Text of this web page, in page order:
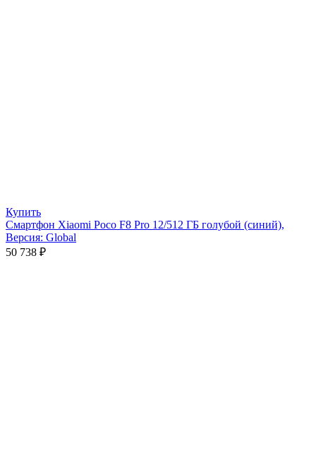
Купить
Смартфон Xiaomi Poco F8 Pro 12/512 ГБ голубой (синий),
Версия: Global
50 738 ₽